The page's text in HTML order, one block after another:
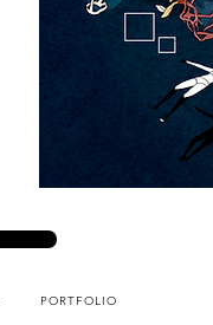
PORTFOLIO